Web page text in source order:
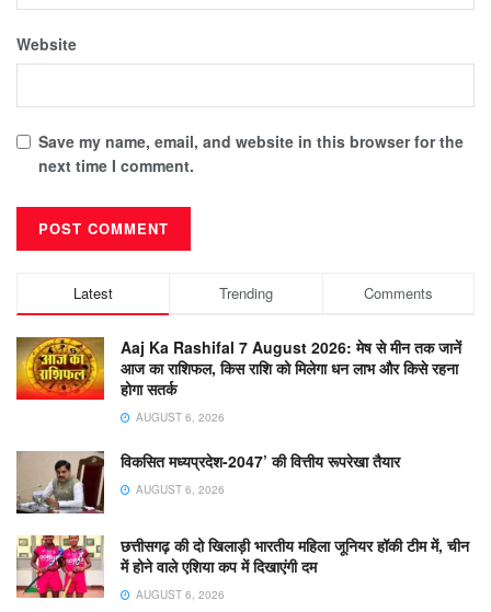
Website
Save my name, email, and website in this browser for the
next time I comment.
Latest Trending Comments
Aaj Ka Rashifal 7 August 2026: मेष से मीन तक जानें
आज का राशिफल, किस राशि को मिलेगा धन लाभ और किसे रहना
होगा सतर्क
AUGUST 6, 2026
विकसित मध्यप्रदेश-2047’ की वित्तीय रूपरेखा तैयार
AUGUST 6, 2026
छत्तीसगढ़ की दो खिलाड़ी भारतीय महिला जूनियर हॉकी टीम में, चीन
में होने वाले एशिया कप में दिखाएंगी दम
AUGUST 6, 2026